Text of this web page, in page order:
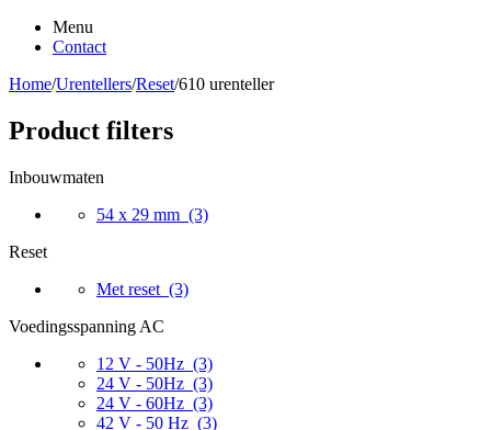
Menu
Contact
Home/Urentellers/Reset/610 urenteller
Product filters
Inbouwmaten
54 x 29 mm (3)
Reset
Met reset (3)
Voedingsspanning AC
12 V - 50Hz (3)
24 V - 50Hz (3)
24 V - 60Hz (3)
42 V - 50 Hz (3)